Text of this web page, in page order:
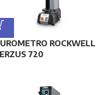
ROCKWELL
720